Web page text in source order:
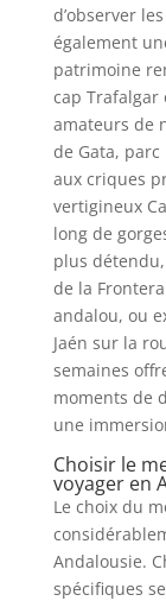
d’observer
également
patrimoine
cap Trafalgar
amateurs de
de Gata,
aux criques
vertigineux
long de
plus
de la
andalou, ou
Jaén sur la
semaines
moments de
une
Choisir le
voyager en
Le choix du
Andalousie.
spécifiques